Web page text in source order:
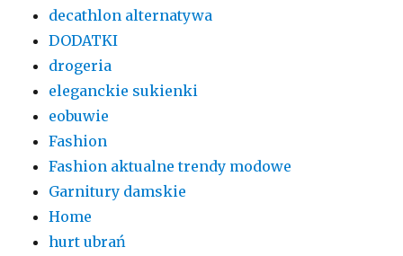
decathlon alternatywa
DODATKI
drogeria
eleganckie sukienki
eobuwie
Fashion
Fashion aktualne trendy modowe
Garnitury damskie
Home
hurt ubrań